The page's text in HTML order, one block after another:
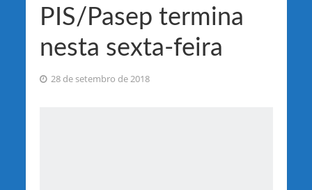
PIS/Pasep termina
nesta sexta-feira
28 de setembro de 2018